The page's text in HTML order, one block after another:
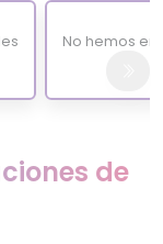
No hemos
de